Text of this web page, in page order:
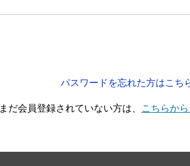
パスワードを忘れた方はこち
まだ会員登録されていない方は、 こちらか